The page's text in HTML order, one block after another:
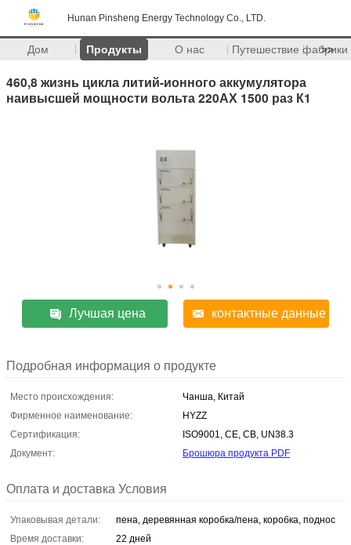
Hunan Pinsheng Energy Technology Co., LTD.
Дом Продукты О нас Путешествие фабрики
>>
460,8 жизнь цикла литий-ионного аккумулятора
наивысшей мощности вольта 220АХ 1500 раз К1
Лучшая цена контактные данные
Подробная информация о продукте
Место происхождения:
Чанша, Китай
Фирменное наименование:
HYZZ
Сертификация:
ISO9001, CE, CB, UN38.3
Документ:
Брошюра продукта PDF
Оплата и доставка Условия
Упаковывая детали:
пена, деревянная коробка/пена, коробка, поднос
Время доставки:
22 дней